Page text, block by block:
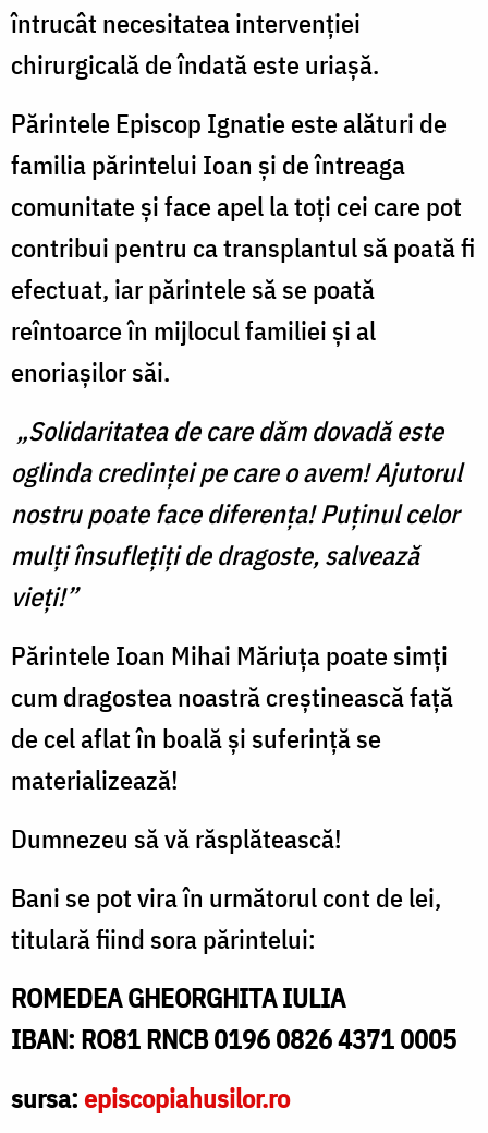
întrucât necesitatea intervenției
chirurgicală de îndată este uriașă.
Părintele Episcop Ignatie este alături de
familia părintelui Ioan și de întreaga
comunitate și face apel la toți cei care pot
contribui pentru ca transplantul să poată fi
efectuat, iar părintele să se poată
reîntoarce în mijlocul familiei și al
enoriașilor săi.
„Solidaritatea de care dăm dovadă este
oglinda credinței pe care o avem! Ajutorul
nostru poate face diferența! Puținul celor
mulți însuflețiți de dragoste, salvează
vieți!”
Părintele Ioan Mihai Măriuța poate simți
cum dragostea noastră creștinească față
de cel aflat în boală și suferință se
materializează!
Dumnezeu să vă răsplătească!
Bani se pot vira în următorul cont de lei,
titulară fiind sora părintelui:
ROMEDEA GHEORGHITA IULIA
IBAN: RO81 RNCB 0196 0826 4371 0005
sursa:episcopiahusilor.ro